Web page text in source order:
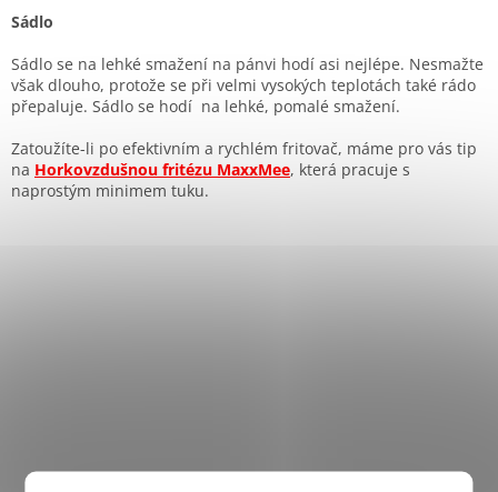
Sádlo
Sádlo se na lehké smažení na pánvi hodí asi nejlépe. Nesmažte
však dlouho, protože se při velmi vysokých teplotách také rádo
přepaluje. Sádlo se hodí na lehké, pomalé smažení.
Zatoužíte-li po efektivním a rychlém fritovač, máme pro vás tip
na Horkovzdušnou fritézu MaxxMee, která pracuje s
naprostým minimem tuku.